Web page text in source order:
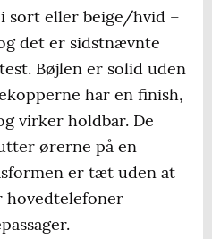
sort eller beige/hvid –
det er sidstnævnte
Bøjlen er solid uden
har en finish,
virker holdbar. De
ørerne på en
er tæt uden at
hovedtelefoner